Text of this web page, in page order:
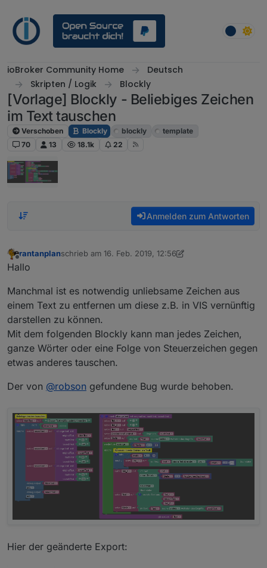
ioBroker Community Home
Deutsch
Skripten / Logik
Blockly
[Vorlage] Blockly - Beliebiges Zeichen
im Text tauschen
Verschoben Blockly blockly
template
70
13 18.1k 22
Anmelden zum Antworten
Offline
rantanplanschrieb am 16. Feb. 2019, 12:56
zuletzt editiert von rantanplan8. Okt. 2021, 11:06
Hallo
Manchmal ist es notwendig unliebsame Zeichen aus
einem Text zu entfernen um diese z.B. in VIS vernünftig
darstellen zu können.
Mit dem folgenden Blockly kann man jedes Zeichen,
ganze Wörter oder eine Folge von Steuerzeichen gegen
etwas anderes tauschen.
Der von @robson gefundene Bug wurde behoben.
Hier der geänderte Export: